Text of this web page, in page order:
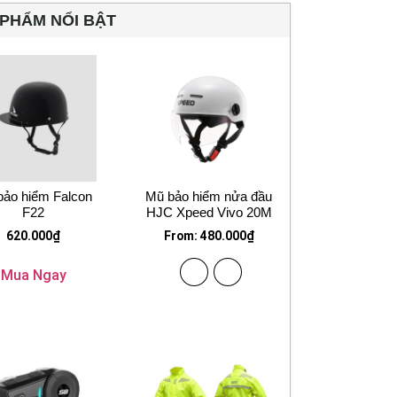
NỔI BẬT
hiểm Falcon
F22
620.000₫
Mua Ngay
Mũ bảo hiểm nửa đầu
HJC Xpeed Vivo 20M
From: 480.000₫